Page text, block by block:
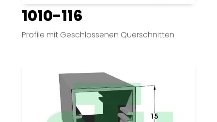
1010-116
Profile mit Geschlossenen Querschnitten